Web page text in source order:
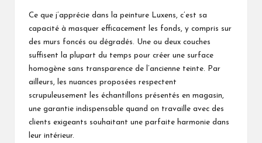
Ce que j’apprécie dans la peinture Luxens, c’est sa
capacité à masquer efficacement les fonds, y compris sur
des murs foncés ou dégradés. Une ou deux couches
suffisent la plupart du temps pour créer une surface
homogène sans transparence de l’ancienne teinte. Par
ailleurs, les nuances proposées respectent
scrupuleusement les échantillons présentés en magasin,
une garantie indispensable quand on travaille avec des
clients exigeants souhaitant une parfaite harmonie dans
leur intérieur.